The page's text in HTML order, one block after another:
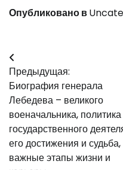
Опубликовано в
Навигация
по
записям
Предыдущая:
Биография генерала
Лебедева – великого
военачальника,
государственного
его достижения и судьба,
важные этапы жизни и